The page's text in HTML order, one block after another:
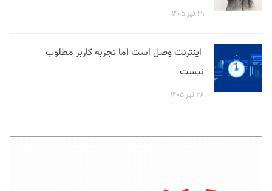
۳۱ تیر ۱۴۰۵
اینترنت وصل است اما تجربه کاربر مطلوب
نیست
۲۸ تیر ۱۴۰۵